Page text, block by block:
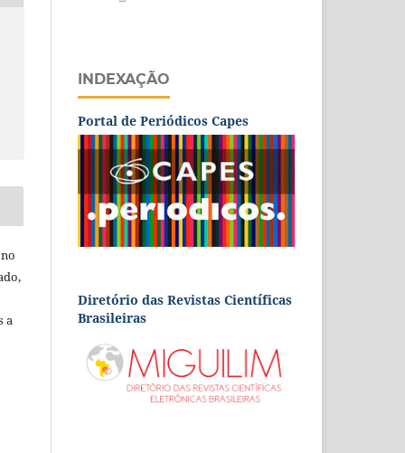
a
INDEXAÇÃO
Portal de Periódicos Capes
Diretório das Revistas Científicas
Brasileiras